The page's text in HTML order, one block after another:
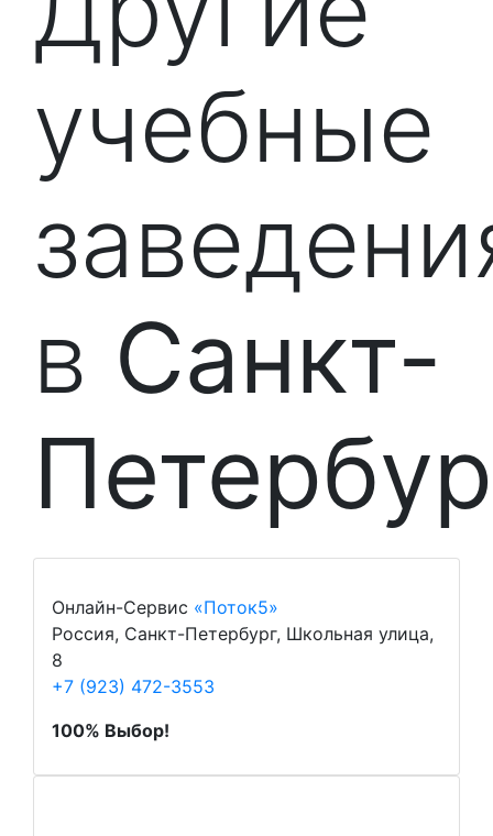
учебные
в Санкт-
Онлайн-Сервис «Поток5»
Россия, Санкт-Петербург, Школьная улица,
8
+7 (923) 472-3553
100% Выбор!